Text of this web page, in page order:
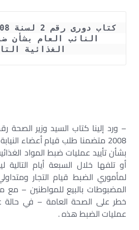
الغذائية
2008 متضمنا طلب قيام أعضاء
بشأن تأييد عمليات ضبط المواد
أو تلفها خلال السبعة أيام
لمأموري الضبط قيام التجار
المضبوطات بالبيع للمواطنين –
خطر على الصحة العامة – في حالة
عمليات الضبط هذه .